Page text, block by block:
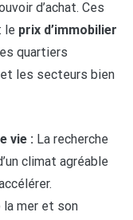
d’achat. Ces
le prix d’immobilier
quartiers
les secteurs bien
vie : La recherche
climat agréable
la mer et son